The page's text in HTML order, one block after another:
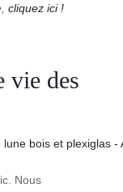
cliquez ici !
vie des
Nous